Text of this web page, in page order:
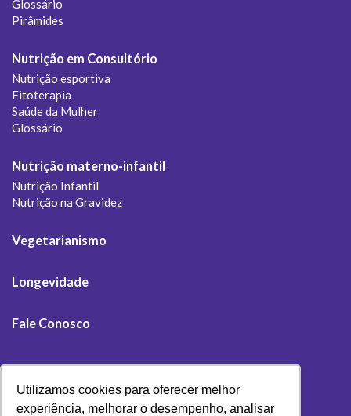
Utilizamos cookies para oferecer melhor
experiência, melhorar o desempenho, analisar
Glossário
Pirâmides
Nutrição em Consultório
Nutrição esportiva
Fitoterapia
Saúde da Mulher
Glossário
Nutrição materno-infantil
Nutrição Infantil
Nutrição na Gravidez
Vegetarianismo
Longevidade
Fale Conosco